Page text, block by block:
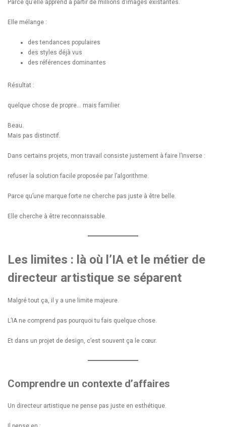
Parce qu’elle apprend à partir de millions d’images existantes.
Elle mélange :
des tendances populaires
des styles déjà vus
des références dominantes
Résultat :
quelque chose de propre… mais familier.
Beau.
Mais pas distinctif.
Dans certains projets, mon travail consiste justement à faire l’inverse :
refuser la solution facile proposée par l’algorithme.
Parce qu’une marque forte ne cherche pas juste à être belle.
Elle cherche à être reconnaissable.
Les limites : là où l’IA et le métier de
directeur artistique se séparent
Malgré tout ça, il y a une limite majeure.
L’IA ne comprend pas pourquoi tu fais quelque chose.
Et dans un projet de design, c’est souvent ça le cœur.
Comprendre un contexte d’affaires
Un directeur artistique ne pense pas juste en esthétique.